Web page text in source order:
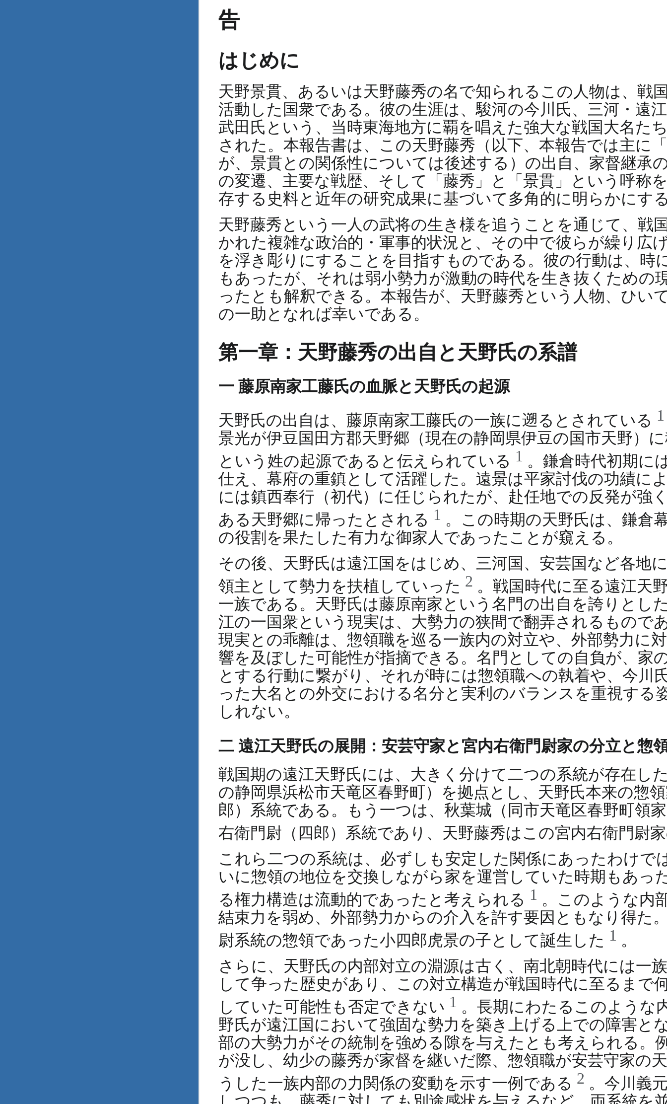
告
はじめに
天野景貫、あるいは天野藤秀の名で知られるこの人物は、戦
活動した国衆である。彼の生涯は、駿河の今川氏、三河・遠
武田氏という、当時東海地方に覇を唱えた強大な戦国大名た
された。本報告書は、この天野藤秀（以下、本報告では主に
が、景貫との関係性については後述する）の出自、家督継承
の変遷、主要な戦歴、そして「藤秀」と「景貫」という呼称
存する史料と近年の研究成果に基づいて多角的に明らかにす
天野藤秀という一人の武将の生き様を追うことを通じて、戦
かれた複雑な政治的・軍事的状況と、その中で彼らが繰り広
を浮き彫りにすることを目指すものである。彼の行動は、時
もあったが、それは弱小勢力が激動の時代を生き抜くための
ったとも解釈できる。本報告が、天野藤秀という人物、ひい
の一助となれば幸いである。
第一章：天野藤秀の出自と天野氏の系譜
一 藤原南家工藤氏の血脈と天野氏の起源
天野氏の出自は、藤原南家工藤氏の一族に遡るとされている
景光が伊豆国田方郡天野郷（現在の静岡県伊豆の国市天野）
という姓の起源であると伝えられている 1 。鎌倉時代初期に
仕え、幕府の重鎮として活躍した。遠景は平家討伐の功績に
には鎮西奉行（初代）に任じられたが、赴任地での反発が強
ある天野郷に帰ったとされる 1 。この時期の天野氏は、鎌倉
の役割を果たした有力な御家人であったことが窺える。
その後、天野氏は遠江国をはじめ、三河国、安芸国など各地
領主として勢力を扶植していった 2 。戦国時代に至る遠江天
一族である。天野氏は藤原南家という名門の出自を誇りとし
江の一国衆という現実は、大勢力の狭間で翻弄されるもので
現実との乖離は、惣領職を巡る一族内の対立や、外部勢力に
響を及ぼした可能性が指摘できる。名門としての自負が、家
とする行動に繋がり、それが時には惣領職への執着や、今川
った大名との外交における名分と実利のバランスを重視する
しれない。
二 遠江天野氏の展開：安芸守家と宮内右衛門尉家の分立と惣
戦国期の遠江天野氏には、大きく分けて二つの系統が存在し
の静岡県浜松市天竜区春野町）を拠点とし、天野氏本来の惣
郎）系統である。もう一つは、秋葉城（同市天竜区春野町領
右衛門尉（四郎）系統であり、天野藤秀はこの宮内右衛門尉
これら二つの系統は、必ずしも安定した関係にあったわけで
いに惣領の地位を交換しながら家を運営していた時期もあっ
る権力構造は流動的であったと考えられる 1 。このような内
結束力を弱め、外部勢力からの介入を許す要因ともなり得た
尉系統の惣領であった小四郎虎景の子として誕生した 1 。
さらに、天野氏の内部対立の淵源は古く、南北朝時代には一
して争った歴史があり、この対立構造が戦国時代に至るまで
していた可能性も否定できない 1 。長期にわたるこのような
野氏が遠江国において強固な勢力を築き上げる上での障害と
部の大勢力がその統制を強める隙を与えたとも考えられる。
が没し、幼少の藤秀が家督を継いだ際、惣領職が安芸守家の
うした一族内部の力関係の変動を示す一例である 2 。今川義